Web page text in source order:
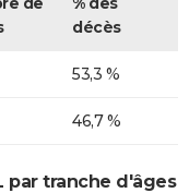
décès
53,3 %
46,7 %
par tranche d'âges